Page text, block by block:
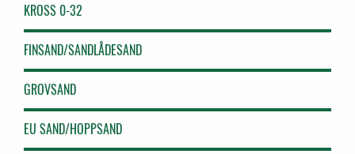
KROSS 0-32
FINSAND/SANDLÅDESAND
GROVSAND
EU SAND/HOPPSAND